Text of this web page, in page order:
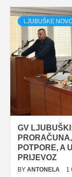
LJUBUŠKE
GV
POTPORE, A
PRIJEVOZ
BY ANTONELA 1